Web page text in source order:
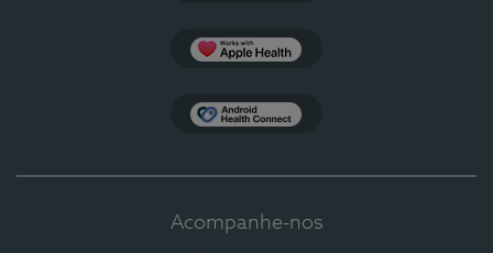
Acompanhe-nos